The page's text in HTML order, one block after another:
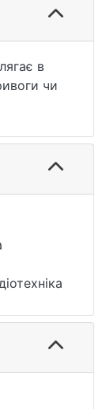
37
в
чи
IoT